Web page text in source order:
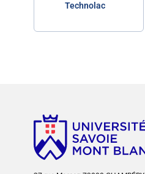
Technolac